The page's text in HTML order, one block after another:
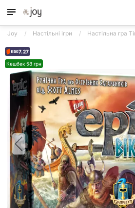
Joy Настільні ігри Настільна гра
7.27
Кешбек 58 грн